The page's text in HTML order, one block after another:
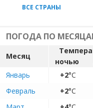
ВСЕ СТРАНЫ
ПОГОДА ПО
Месяц
ночью
Январь
+2°C
Февраль
+2°C